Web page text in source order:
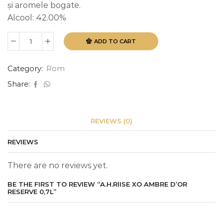
şi aromele bogate.
Alcool: 42.00%
A.H.Riise
D'Or
Reserve
0,7L
ADD TO CART
Category: Rom
Share:
REVIEWS (0)
REVIEWS
There are no reviews yet.
BE THE FIRST TO REVIEW “A.H.RIISE XO AMBRE D’OR
RESERVE 0,7L”